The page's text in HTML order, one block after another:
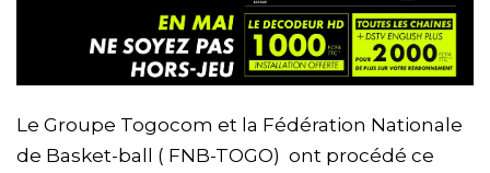
Le Groupe Togocom et la Fédération Nationale
de Basket-ball ( FNB-TOGO) ont procédé ce